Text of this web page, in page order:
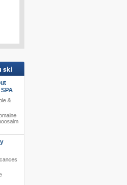
ski
&